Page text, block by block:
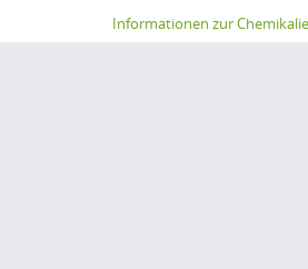
Informationen zur